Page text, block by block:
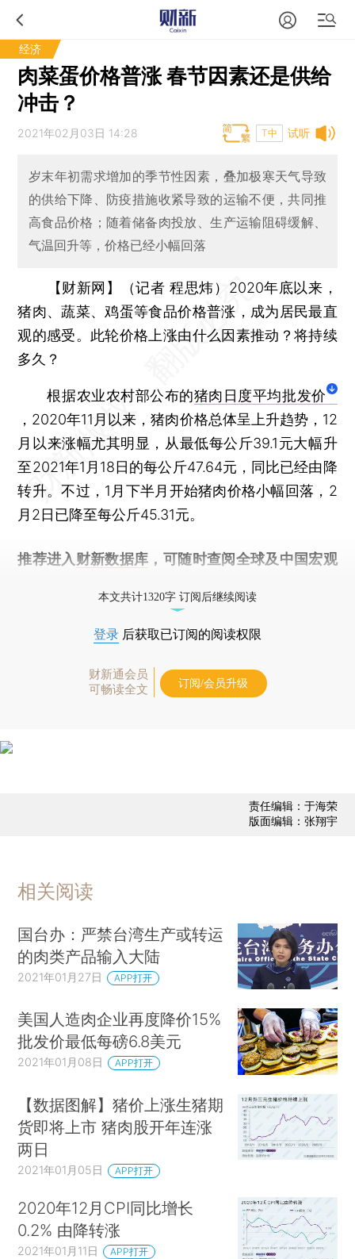
经济
肉菜蛋价格普涨 春节因素还是供给
冲击？
试听
2021年02月03日 14:28 T中
岁末年初需求增加的季节性因素，叠加极寒天气导致
的供给下降、防疫措施收紧导致的运输不便，共同推
高食品价格；随着储备肉投放、生产运输阻碍缓解、
气温回升等，价格已经小幅回落
【财新网】（记者 程思炜） 2020年底以来，
猪肉、蔬菜、鸡蛋等食品价格普涨，成为居民最直
观的感受。此轮价格上涨由什么因素推动？将持续
多久？
根据农业农村部公布的猪肉日度平均批发价
，2020年11月以来，猪肉价格总体呈上升趋势，12
月以来涨幅尤其明显，从最低每公斤39.1元大幅升
至2021年1月18日的每公斤47.64元，同比已经由降
转升。不过，1月下半月开始猪肉价格小幅回落，2
月2日已降至每公斤45.31元。
推荐进入 财新数据库 ，可随时查阅全球及中国宏观
本文共计1320字 订阅后继续阅读
登录 后获取已订阅的阅读权限
财新通会员
可畅读全文
订阅/会员升级
责任编辑：于海荣
版面编辑：张翔宇
相关阅读
国台办：严禁台湾生产或转运
的肉类产品输入大陆
2021年01月27日 APP打开
美国人造肉企业再度降价15%
批发价最低每磅6.8美元
2021年01月08日 APP打开
【数据图解】猪价上涨生猪期
货即将上市 猪肉股开年连涨
两日
2021年01月05日 APP打开
2020年12月CPI同比增长
0.2% 由降转涨
2021年01月11日 APP打开